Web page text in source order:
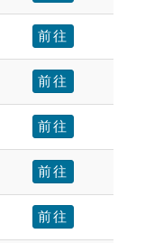
前往
前往
前往
前往
前往